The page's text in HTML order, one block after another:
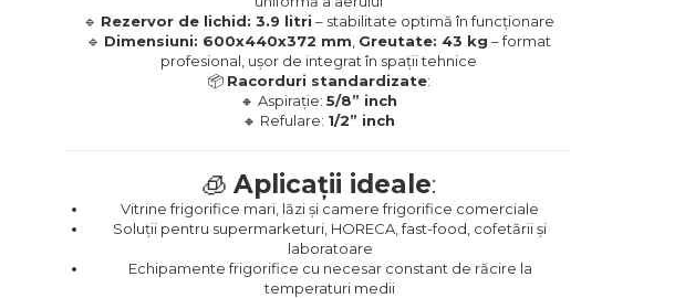
🔹 Rezervor de lichid: 3.9 litri – stabilitate optimă în funcționare
🔹 Dimensiuni: 600x440x372 mm Greutate: 43 kg – format
profesional, ușor de integrat în spații tehnice
📦 Racorduri standardizate:
🔸 Aspirație:5/8” inch
🔸 Refulare: 1/2” inch
🧊Aplicații ideale:
Vitrine frigorifice mari, lăzi și camere frigorifice comerciale
Soluții pentru supermarketuri, HORECA, fast-food, cofetării și
laboratoare
Echipamente frigorifice cu necesar constant de răcire la
temperaturi medii